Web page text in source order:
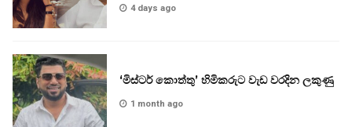
4 days ago
‘මිස්ටර් කොත්තු’ හිමිකරුට වැඩ වරදින ලකුණු
1 month ago